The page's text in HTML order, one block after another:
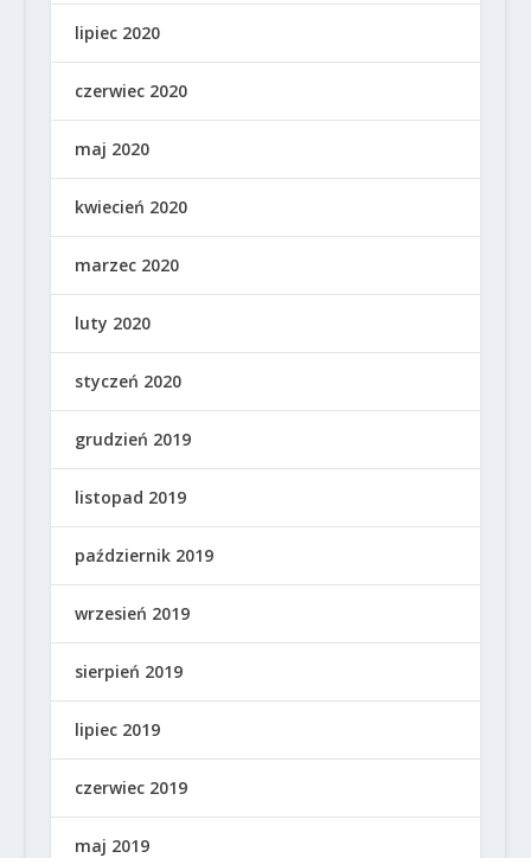
lipiec 2020
czerwiec 2020
maj 2020
kwiecień 2020
marzec 2020
luty 2020
styczeń 2020
grudzień 2019
listopad 2019
październik 2019
wrzesień 2019
sierpień 2019
lipiec 2019
czerwiec 2019
maj 2019